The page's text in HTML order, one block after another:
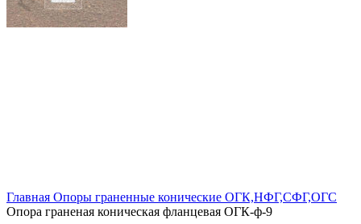
Главная Опоры граненные конические ОГК,НФГ,СФГ,ОГС
Опора граненая коническая фланцевая ОГК-ф-9